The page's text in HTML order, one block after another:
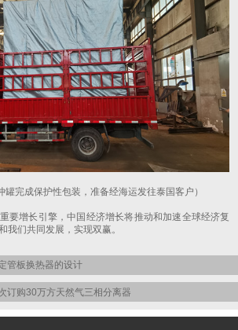
罐完成保护性包装，准备经海运发往泰国客户）
要增长引擎，中国经济增长将推动和加速全球经济复
我们共同发展，实现双赢。
管板换热器的设计
订购30万方天然气三相分离器